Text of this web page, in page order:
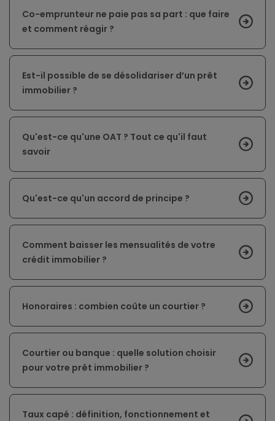
Co-emprunteur ne paie pas sa part : que faire
et comment réagir ?
Est-il possible de se désolidariser d’un prêt
immobilier ?
Qu'est-ce qu'une OAT ? Tout ce qu'il faut
savoir
Qu'est-ce qu'un accord de principe ?
Comment baisser les mensualités de votre
crédit immobilier ?
Honoraires : combien coûte un courtier ?
Courtier ou banque : quelle solution choisir
pour votre prêt immobilier ?
Taux capé : définition, fonctionnement et